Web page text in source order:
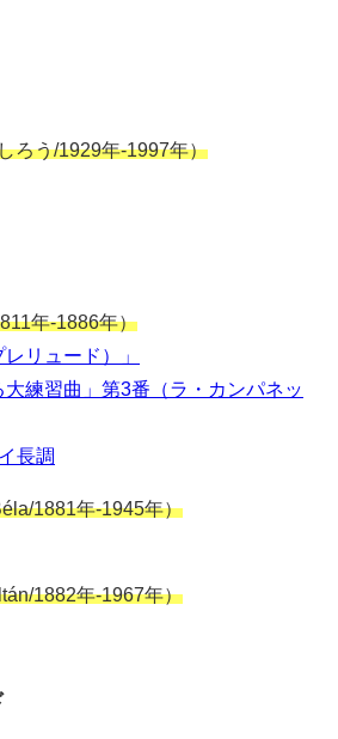
ろう/1929年-1997年）
年-1886年）
リュード）」
大練習曲」第3番（ラ・カンパネッ
長調
1881年-1945年）
1882年-1967年）